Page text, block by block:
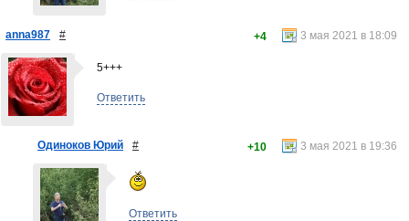
anna987 # 3 мая 2021 в 18:09
+4
5+++
Ответить
Одиноков Юрий # 3 мая 2021 в 19:36
+10
Ответить